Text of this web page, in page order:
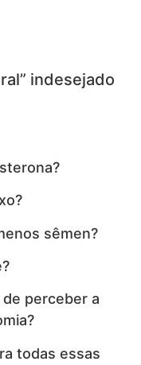
indesejado
sêmen?
perceber a
todas essas